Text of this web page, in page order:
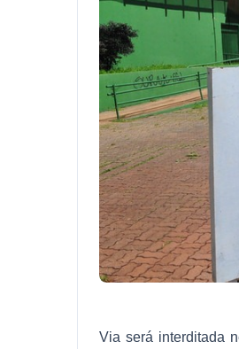
Via será interditada